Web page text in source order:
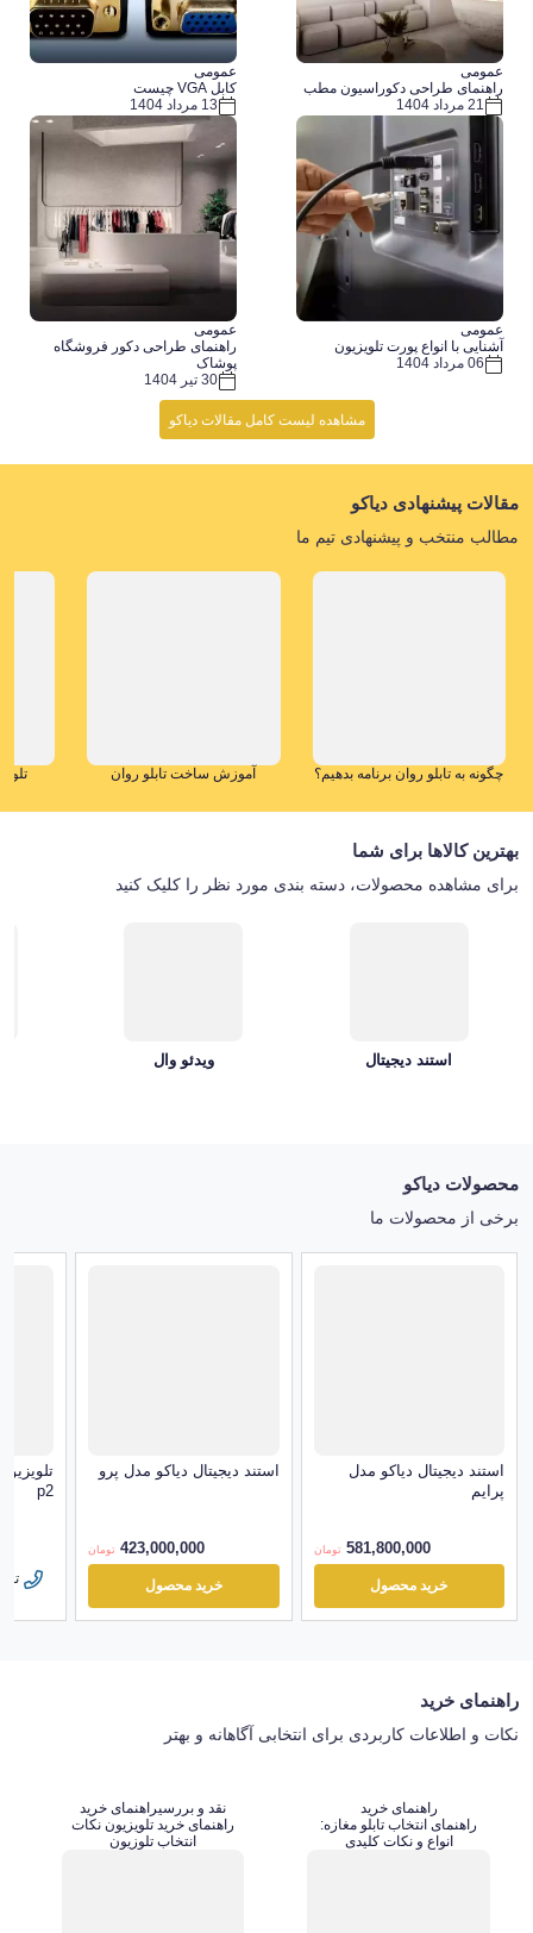
عمومی
راهنمای طراحی دکوراسیون مطب
21 مرداد 1404
عمومی
کابل VGA چیست
13 مرداد 1404
عمومی
آشنایی با انواع پورت تلویزیون
06 مرداد 1404
عمومی
راهنمای طراحی دکور فروشگاه
پوشاک
30 تیر 1404
مشاهده لیست کامل مقالات دیاکو
مقالات پیشنهادی دیاکو
مطالب منتخب و پیشنهادی تیم ما
چگونه به تابلو روان برنامه بدهیم؟ آموزش ساخت تابلو روان
بهترین کالاها برای شما
برای مشاهده محصولات، دسته بندی مورد نظر را کلیک کنید
استند دیجیتال ویدئو وال
محصولات دیاکو
برخی از محصولات ما
استند دیجیتال دیاکو مدل
پرایم
581,800,000 تومان
خرید محصول
استند دیجیتال دیاکو مدل پرو
423,000,000 تومان
خرید محصول
p2
راهنمای خرید
نکات و اطلاعات کاربردی برای انتخابی آگاهانه و بهتر
راهنمای خرید
راهنمای انتخاب تابلو مغازه:
انواع و نکات کلیدی
نقد و بررسیراهنمای خرید
راهنمای خرید تلویزیون نکات
انتخاب تلوزیون